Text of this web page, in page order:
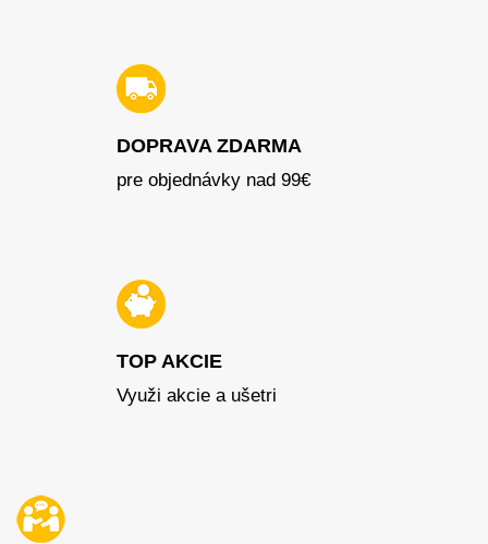
DOPRAVA ZDARMA
pre objednávky nad 99€
TOP AKCIE
Využi akcie a ušetri